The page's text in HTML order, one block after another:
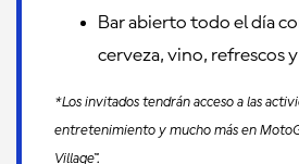
Bar abierto todo el día
cerveza, vino, refrescos
*Los invitados tendrán acceso a las
entretenimiento y mucho más en
Village™.